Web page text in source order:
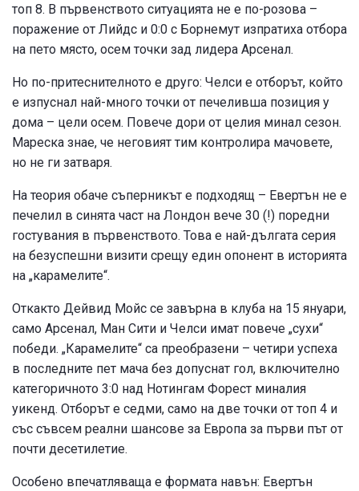
топ 8. В първенството ситуацията не е по-розова –
поражение от Лийдс и 0:0 с Борнемут изпратиха отбора
на пето място, осем точки зад лидера Арсенал.
Но по-притеснителното е друго: Челси е отборът, който
е изпуснал най-много точки от печеливша позиция у
дома – цели осем. Повече дори от целия минал сезон.
Мареска знае, че неговият тим контролира мачовете,
но не ги затваря.
На теория обаче съперникът е подходящ – Евертън не е
печелил в синята част на Лондон вече 30 (!) поредни
гостувания в първенството. Това е най-дългата серия
на безуспешни визити срещу един опонент в историята
на „карамелите“.
Откакто Дейвид Мойс се завърна в клуба на 15 януари,
само Арсенал, Ман Сити и Челси имат повече „сухи“
победи. „Карамелите“ са преобразени – четири успеха
в последните пет мача без допуснат гол, включително
категоричното 3:0 над Нотингам Форест миналия
уикенд. Отборът е седми, само на две точки от топ 4 и
със съвсем реални шансове за Европа за първи път от
почти десетилетие.
Особено впечатляваща е формата навън: Евертън